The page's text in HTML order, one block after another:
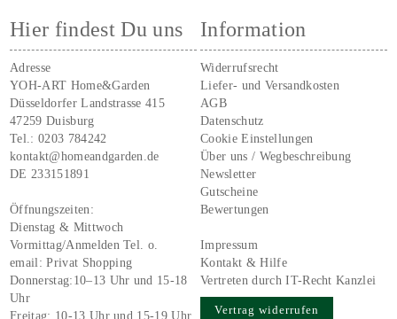
Hier findest Du uns
Adresse
YOH-ART Home&Garden
Düsseldorfer Landstrasse 415
47259 Duisburg
Tel.:0203 784242
kontakt@homeandgarden.de
DE 233151891
Öffnungszeiten:
Dienstag & Mittwoch
Vormittag/Anmelden Tel. o.
email:Privat Shopping
Donnerstag:10–13 Uhr und 15-18
Uhr
Freitag: 10-13 Uhr und 15-19 Uhr
Information
Widerrufsrecht
Liefer- und Versandkosten
AGB
Datenschutz
Cookie Einstellungen
Über uns / Wegbeschreibung
Newsletter
Gutscheine
Bewertungen
Impressum
Kontakt & Hilfe
Vertreten durch IT-Recht Kanzlei
Vertrag widerrufen